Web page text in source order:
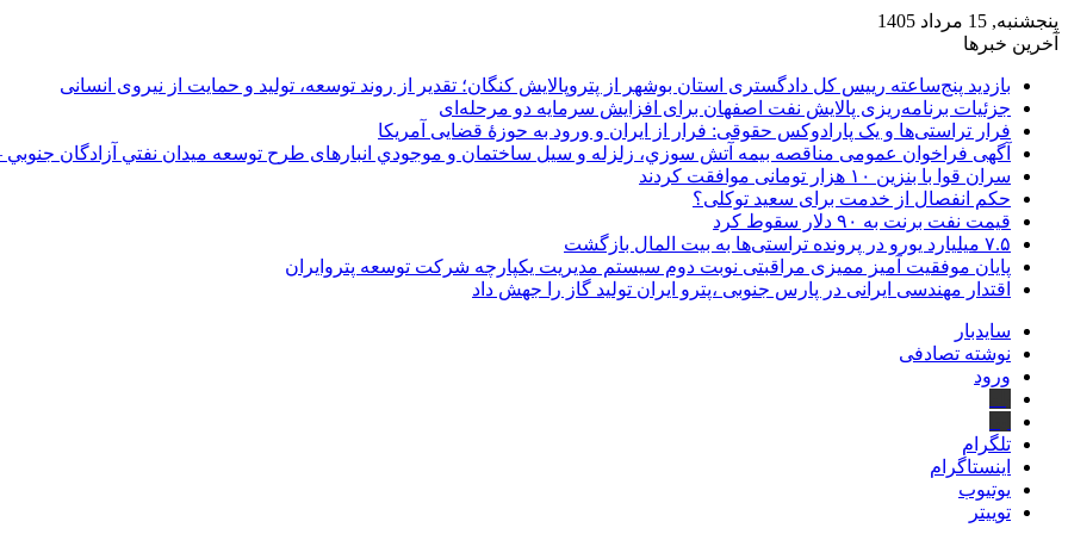
پنجشنبه, 15 مرداد 1405
آخرین خبرها
بازدید پنج‌ساعته رییس کل دادگستری استان بوشهر از پتروپالایش کنگان؛ تقدیر از روند توسعه، تولید و حمایت از نیروی انسانی
جزئیات برنامه‌ریزی پالایش نفت اصفهان برای افزایش سرمایه دو مرحله‌ای
فرار تراستی‌ها و یک پارادوکس حقوقی: فرار از ایران و ورود به حوزۀ قضایی آمریکا
آگهی فراخوان عمومی مناقصه بيمه آتش سوزي، زلزله و سیل ساختمان و موجودي انبارهای طرح توسعه ميدان نفتي آزادگان جنوبي
سران قوا با بنزین ۱۰ هزار تومانی موافقت کردند
حکم انفصال از خدمت برای سعید توکلی؟
قیمت نفت برنت به ۹۰ دلار سقوط کرد
۷.۵ میلیارد یورو در پرونده تراستی‌ها به بیت المال بازگشت
پایان موفقیت آمیز ممیزی مراقبتی نوبت دوم سیستم مدیریت یکپارچه شرکت توسعه پتروایران
اقتدار مهندسی ایرانی در پارس جنوبی ،پترو ایران تولید گاز را جهش داد
سایدبار
نوشته تصادفی
ورود
تلگرام
اینستاگرام
یوتیوب
توییتر